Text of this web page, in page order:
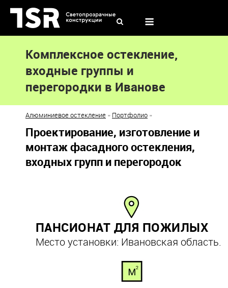
Skip
content
Комплексное остекление,
входные группы и
перегородки в Иванове
Алюминиевое остекление » Портфолио »
Проектирование, изготовление и
монтаж фасадного остекления,
входных групп и перегородок
ПАНСИОНАТ ДЛЯ ПОЖИЛЫХ
Место установки: Ивановская область.